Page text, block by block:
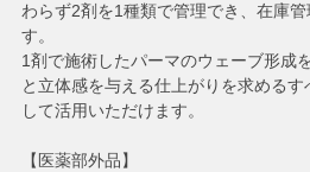
わらず2剤を1種類で管理でき、在庫
す。
1剤で施術したパーマのウェーブ形成
と立体感を与える仕上がりを求める
して活用いただけます。
【医薬部外品】